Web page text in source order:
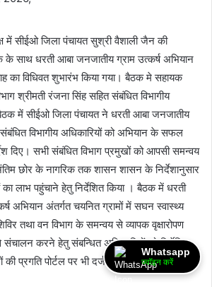
में सीईओ जिला पंचायत सुश्री वैशाली जैन की
के साथ धरती आबा जनजातीय ग्राम उत्कर्ष अभियान
का विधिवत शुभारंभ किया गया। बैठक मे सहायक
श्रीमती रंजना सिंह सहित संबंधित विभागीय
में सीईओ जिला पंचायत ने धरती आबा जनजातीय
विभागीय अधिकारियों को अभियान के सफल
दिए। सभी संबंधित विभाग प्रमुखों को आपसी समन्वय
छोर के नागरिक तक शासन शासन के निर्देशानुसार
लाभ पहुंचाने हेतु निर्देशित किया । बैठक में धरती
अभियान अंतर्गत चयनित ग्रामों में सघन स्वास्थ्य
तथा वन विभाग के समन्वय से व्यापक वृक्षारोपण
करने हेतु संबन्धित अधिकारियों को निर्देशित
की प्रगति पोर्टल पर भी दर्ज करने के निर्देश दिए गये
Whatsapp
ज्वॉइन करें